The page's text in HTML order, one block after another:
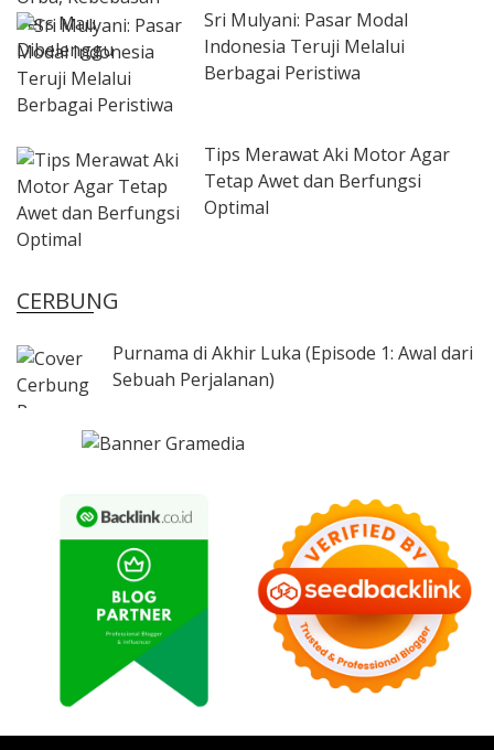
Sri Mulyani: Pasar Modal
Indonesia Teruji Melalui
Berbagai Peristiwa
Tips Merawat Aki Motor Agar
Tetap Awet dan Berfungsi
Optimal
CERBUNG
Purnama di Akhir Luka (Episode 1: Awal dari
Sebuah Perjalanan)